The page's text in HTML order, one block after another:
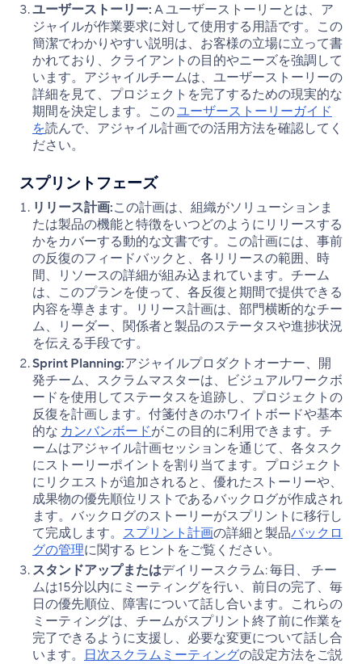
ユーザーストーリー:A ユーザーストーリーとは、ア
ジャイルが作業要求に対して使用する用語です。この
簡潔でわかりやすい説明は、お客様の立場に立って書
かれており、クライアントの目的やニーズを強調して
います。アジャイルチームは、ユーザーストーリーの
詳細を見て、プロジェクトを完了するための現実的な
期間を決定します。このユーザーストーリーガイド
を読んで、アジャイル計画での活用方法を確認してく
ださい。
スプリントフェーズ
リリース計画:この計画は、組織がソリューションま
たは製品の機能と特徴をいつどのようにリリースする
かをカバーする動的な文書です。この計画には、事前
の反復のフィードバックと、各リリースの範囲、時
間、リソースの詳細が組み込まれています。チーム
は、このプランを使って、各反復と期間で提供できる
内容を導きます。リリース計画は、部門横断的なチー
ム、リーダー、関係者と製品のステータスや進捗状況
を伝える手段です。
Sprint Planning:アジャイルプロダクトオーナー、開
発チーム、スクラムマスターは、ビジュアルワークボ
ードを使用してステータスを追跡し、プロジェクトの
反復を計画します。付箋付きのホワイトボードや基本
的な カンバンボードがこの目的に利用できます。チ
ームはアジャイル計画セッションを通じて、各タスク
にストーリーポイントを割り当てます。プロジェクト
にリクエストが追加されると、優れたストーリーや、
成果物の優先順位リストであるバックログが作成され
ます。バックログのストーリーがスプリントに移行し
て完成します。 スプリント計画の詳細と製品バックロ
グの管理に関する ヒントをご覧ください。
スタンドアップまたはデイリースクラム: 毎日、 チー
ムは15分以内にミーティングを行い、前日の完了、毎
日の優先順位、障害について話し合います。これらの
ミーティングは、チームがスプリント終了前に作業を
完了できるように支援し、必要な変更について話し合
います。 日次スクラムミーティングの設定方法をご説